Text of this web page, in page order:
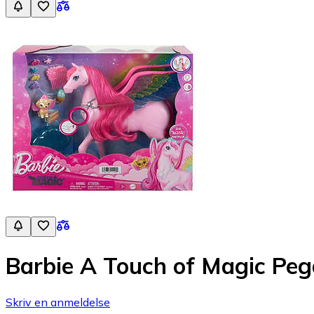
Barbie A Touch of Magic
Skriv en anmeldelse